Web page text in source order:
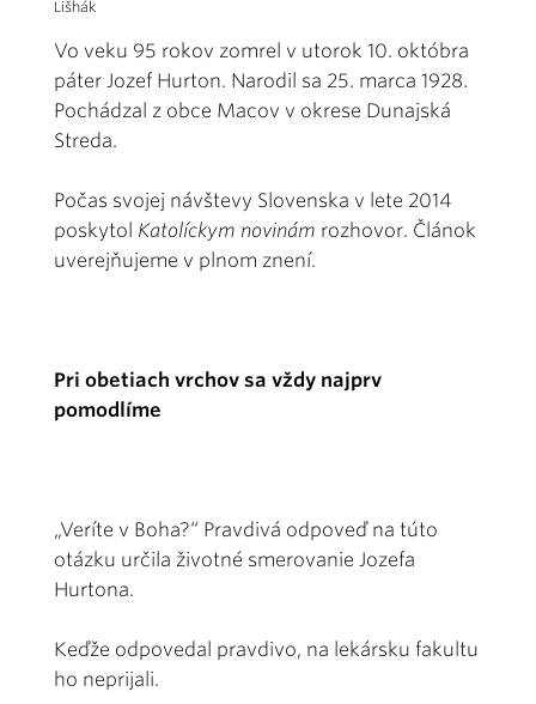
Lišhák
Vo veku 95 rokov zomrel v utorok 10. októbra
páter Jozef Hurton. Narodil sa 25. marca 1928.
Pochádzal z obce Macov v okrese Dunajská
Streda.
Počas svojej návštevy Slovenska v lete 2014
poskytol Katolíckym novinám rozhovor. Článok
uverejňujeme v plnom znení.
Pri obetiach vrchov sa vždy najprv
pomodlíme
„Veríte v Boha?“ Pravdivá odpoveď na túto
otázku určila životné smerovanie Jozefa
Hurtona.
Keďže odpovedal pravdivo, na lekársku fakultu
ho neprijali.